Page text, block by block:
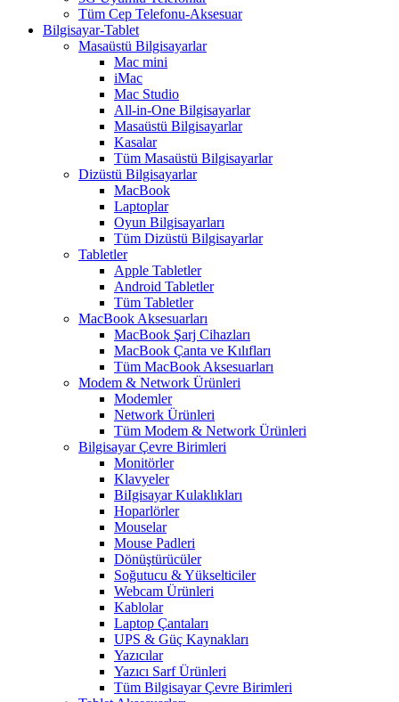
Tüm Cep Telefonu-Aksesuar
Bilgisayar-Tablet
Masaüstü Bilgisayarlar
Mac mini
iMac
Mac Studio
All-in-One Bilgisayarlar
Masaüstü Bilgisayarlar
Kasalar
Tüm Masaüstü Bilgisayarlar
Dizüstü Bilgisayarlar
MacBook
Laptoplar
Oyun Bilgisayarları
Tüm Dizüstü Bilgisayarlar
Tabletler
Apple Tabletler
Android Tabletler
Tüm Tabletler
MacBook Aksesuarları
MacBook Şarj Cihazları
MacBook Çanta ve Kılıfları
Tüm MacBook Aksesuarları
Modem & Network Ürünleri
Modemler
Network Ürünleri
Tüm Modem & Network Ürünleri
Bilgisayar Çevre Birimleri
Monitörler
Klavyeler
BiIgisayar Kulaklıkları
Hoparlörler
Mouselar
Mouse Padleri
Dönüştürücüler
Soğutucu & Yükselticiler
Webcam Ürünleri
Kablolar
Laptop Çantaları
UPS & Güç Kaynakları
Yazıcılar
Yazıcı Sarf Ürünleri
Tüm Bilgisayar Çevre Birimleri